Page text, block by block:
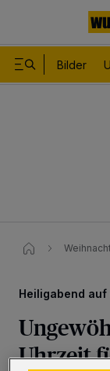
Bilder
Heiligabend
Uhrzeit